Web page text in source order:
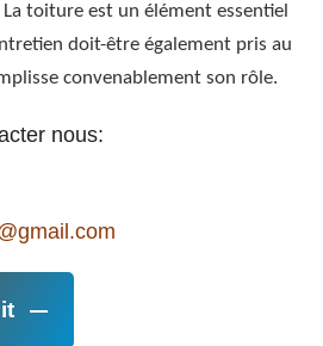
toiture est un élément essentiel
doit-être également pris au
convenablement son rôle.
nous: